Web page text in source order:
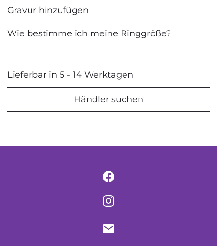
Gravur hinzufügen
Wie bestimme ich meine Ringgröße?
Lieferbar in 5 - 14 Werktagen
Händler suchen